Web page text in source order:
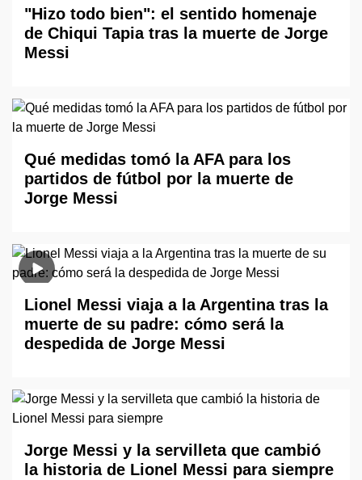
"Hizo todo bien": el sentido homenaje
de Chiqui Tapia tras la muerte de Jorge
Messi
Qué medidas tomó la AFA para los
partidos de fútbol por la muerte de
Jorge Messi
Lionel Messi viaja a la Argentina tras la
muerte de su padre: cómo será la
despedida de Jorge Messi
Jorge Messi y la servilleta que cambió
la historia de Lionel Messi para siempre